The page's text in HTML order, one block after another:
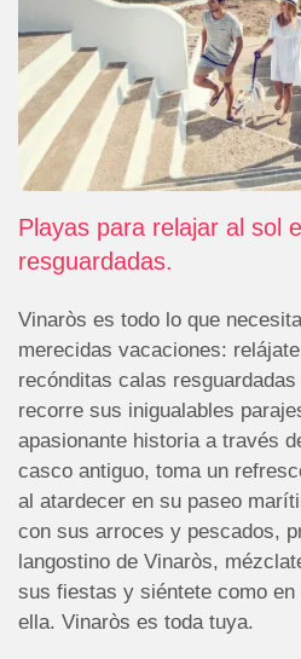
Playas para relajar al sol
resguardadas.
Vinaròs es todo lo que
merecidas vacaciones:
recónditas calas
recorre sus inigualables
apasionante historia a través
casco antiguo, toma un
al atardecer en su paseo
con sus arroces y pescados,
langostino de Vinaròs,
sus fiestas y siéntete como
ella. Vinaròs es toda tuya.